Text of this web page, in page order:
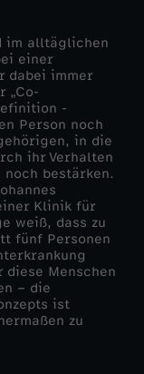
im alltäglichen
einer
dabei immer
„Co-
-
Person noch
in die
ihr Verhalten
noch bestärken.
Klinik für
weiß, dass zu
fünf Personen
Menschen
– die
ist
zu